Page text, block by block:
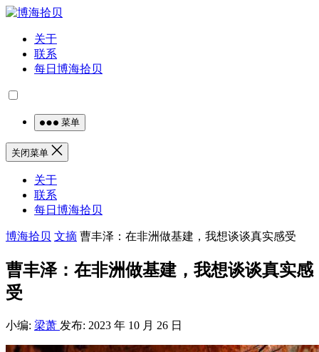
关于
联系
每日博海拾贝
菜单
关闭菜单
关于
联系
每日博海拾贝
博海拾贝 文摘 曹丰泽：在非洲做基建，我想谈谈真实感受
曹丰泽：在非洲做基建，我想谈谈真实感
受
小编: 梁萧 发布: 2023 年 10 月 26 日